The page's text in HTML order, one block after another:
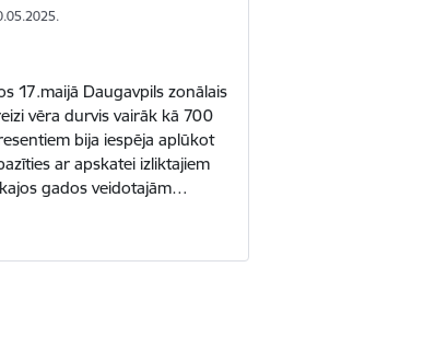
17.maijā Daugavpils zonālais
vēra durvis vairāk kā 700
bija iespēja aplūkot
ar apskatei izliktajiem
gados veidotajām…